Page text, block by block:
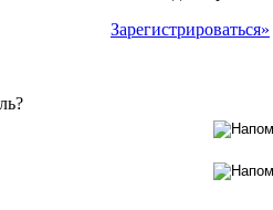
Зарегистрироваться»